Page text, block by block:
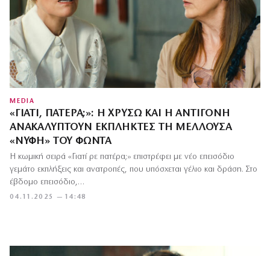
MEDIA
«ΓΙΑΤΊ, ΠΑΤΈΡΑ;»: Η ΧΡΥΣΏ ΚΑΙ Η ΑΝΤΙΓΌΝΗ
ΑΝΑΚΑΛΎΠΤΟΥΝ ΈΚΠΛΗΚΤΕΣ ΤΗ ΜΈΛΛΟΥΣΑ
«ΝΎΦΗ» ΤΟΥ ΦΏΝΤΑ
04.11.2025 — 14:48
Η κωμική σειρά «Γιατί ρε πατέρα;» επιστρέφει με νέο επεισόδιο
γεμάτο εκπλήξεις και ανατροπές, που υπόσχεται γέλιο και δράση. Στο
έβδομο επεισόδιο,…